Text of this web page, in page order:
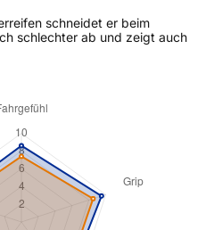
schneidet er beim
schlechter ab und zeigt auch